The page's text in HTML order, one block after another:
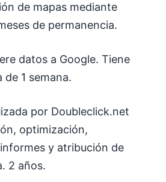
de mapas mediante
de permanencia.
datos a Google. Tiene
de 1 semana.
por Doubleclick.net
optimización,
y atribución de
2 años.